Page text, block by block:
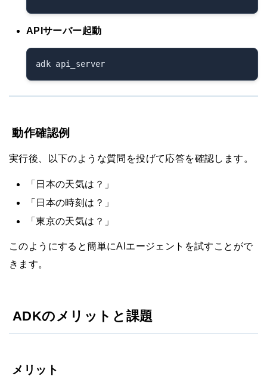
APIサーバー起動
動作確認例
実行後、以下のような質問を投げて応答を確認します。
「日本の天気は？」
「日本の時刻は？」
「東京の天気は？」
このようにすると簡単にAIエージェントを試すことがで
きます。
ADKのメリットと課題
メリット